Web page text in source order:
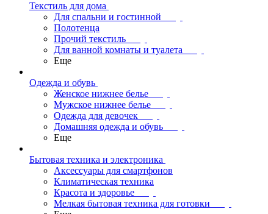
Текстиль для дома
Для спальни и гостинной
Полотенца
Прочий текстиль
Для ванной комнаты и туалета
Еще
Одежда и обувь
Женское нижнее белье
Мужское нижнее белье
Одежда для девочек
Домашняя одежда и обувь
Еще
Бытовая техника и электроника
Аксессуары для смартфонов
Климатическая техника
Красота и здоровье
Мелкая бытовая техника для готовки